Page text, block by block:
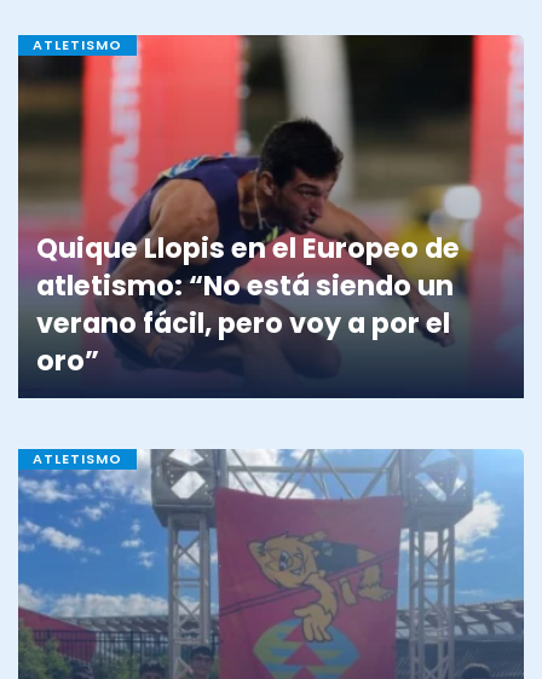
ATLETISMO
Quique Llopis en el Europeo de
atletismo: “No está siendo un
verano fácil, pero voy a por el
oro”
ATLETISMO